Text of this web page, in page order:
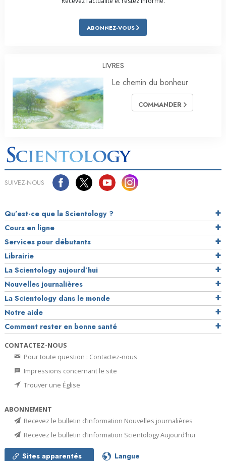
ABONNEZ-VOUS
LIVRES
Le chemin du bonheur
COMMANDER
SUIVEZ-NOUS
Qu’est-ce que la Scientology ?
Cours en ligne
Services pour débutants
Librairie
La Scientology aujourd’hui
Nouvelles journalières
La Scientology dans le monde
Notre aide
Comment rester en bonne santé
CONTACTEZ-NOUS
Pour toute question : Contactez-nous
Impressions concernant le site
Trouver une Église
ABONNEMENT
Recevez le bulletin d’information Nouvelles journalières
Recevez le bulletin d’information Scientology Aujourd’hui
Sites apparentés Langue